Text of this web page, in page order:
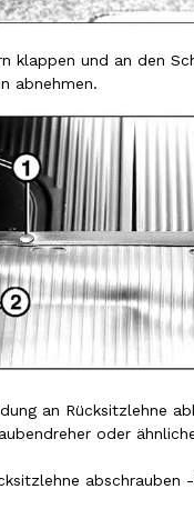
klappen und an den
abnehmen.
an Rücksitzlehne
oder
abschrauben